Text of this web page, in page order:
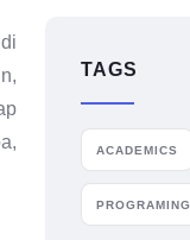
TAGS
ACADEMICS
PROGRAMING